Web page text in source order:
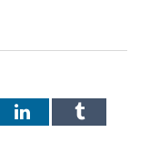
LinkedInTumblr